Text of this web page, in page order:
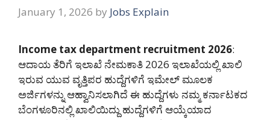
January 1, 2026 by Jobs Explain
Income tax department recruitment 2026:
ಆದಾಯ ತೆರಿಗೆ ಇಲಾಖೆ ನೇಮಕಾತಿ 2026 ಇಲಾಖೆಯಲ್ಲಿ ಖಾಲಿ
ಇರುವ ಯುವ ವೃತ್ತಿಪರ ಹುದ್ದೆಗಳಿಗೆ ಇಮೇಲ್ ಮೂಲಕ
ಅರ್ಜಿಗಳನ್ನು ಆಹ್ವಾನಿಸಲಾಗಿದೆ ಈ ಹುದ್ದೆಗಳು ನಮ್ಮ ಕರ್ನಾಟಕದ
ಬೆಂಗಳೂರಿನಲ್ಲಿ ಖಾಲಿಯಿದ್ದು ಹುದ್ದೆಗಳಿಗೆ ಆಯ್ಕೆಯಾದ